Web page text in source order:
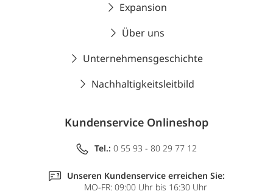
Expansion
Über uns
Unternehmensgeschichte
Nachhaltigkeitsleitbild
Kundenservice Onlineshop
Tel.: 0 55 93 - 80 29 77 12
Unseren Kundenservice erreichen Sie:
MO-FR: 09:00 Uhr bis 16:30 Uhr